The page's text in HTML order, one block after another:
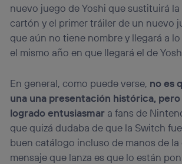
nuevo juego de Yoshi que sustituirá la
cartón y el primer tráiler de un nuevo
que aún no tiene nombre y llegará a
el mismo año en que llegará el de
En general, como puede verse, no es
una una presentación histórica, pero
logrado entusiasmar a fans de
que quizá dudaba de que la Switch
buen catálogo incluso de manos de la
mensaje que lanza es que lo están